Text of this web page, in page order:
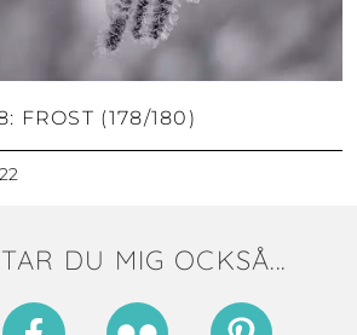
FROST (178/180)
DU MIG OCKSÅ...